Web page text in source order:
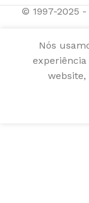
© 1997-2025 -
Nós
experiência
website,